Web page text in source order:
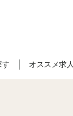
す オススメ求人